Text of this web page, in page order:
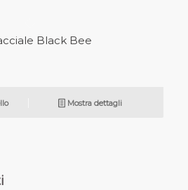
Black Bee
Mostra dettagli